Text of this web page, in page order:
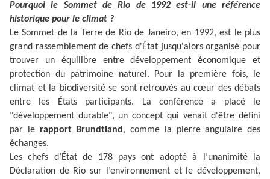
Pourquoi le Sommet de Rio de 1992 est-il une référence
historique pour le climat ?
Le Sommet de la Terre de Rio de Janeiro, en 1992, est le plus
grand rassemblement de chefs d'État jusqu'alors organisé pour
trouver un équilibre entre développement économique et
protection du patrimoine naturel. Pour la première fois, le
climat et la biodiversité se sont retrouvés au cœur des débats
entre les États participants. La conférence a placé le
"développement durable", un concept qui venait d'être défini
par le rapport Brundtland , comme la pierre angulaire des
échanges.
Les chefs d’État de 178 pays ont adopté à l’unanimité la
Déclaration de Rio sur l’environnement et le développement,